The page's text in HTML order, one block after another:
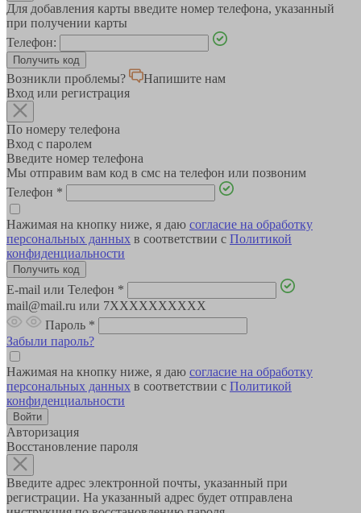
Для добавления карты введите номер телефона, указанный
при получении карты
Телефон:
Возникли проблемы?
Напишите нам
Вход или регистрация
По номеру телефона
Вход с паролем
Введите номер телефона
Мы отправим вам код в смс на телефон или позвоним
Телефон *
Нажимая на кнопку ниже, я даю согласие на обработку
персональных данных в соответствии с Политикой
конфиденциальности
E-mail или Телефон *
mail@mail.ru или 7XXXXXXXXXX
Пароль *
Забыли пароль?
Нажимая на кнопку ниже, я даю согласие на обработку
персональных данных в соответствии с Политикой
конфиденциальности
Авторизация
Восстановление пароля
Введите адрес электронной почты, указанный при
регистрации. На указанный адрес будет отправлена